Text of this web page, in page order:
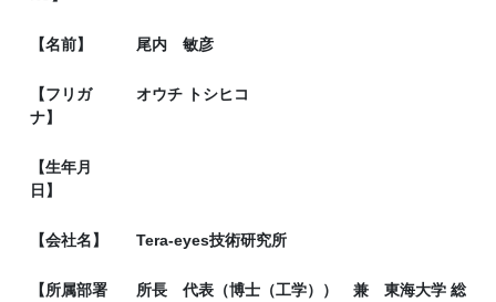
【名前】 尾内 敏彦
【フリガ
ナ】
オウチ トシヒコ
【生年月
日】
【会社名】 Tera-eyes技術研究所
【所属部署
所長 代表（博士（工学）） 兼 東海大学 総